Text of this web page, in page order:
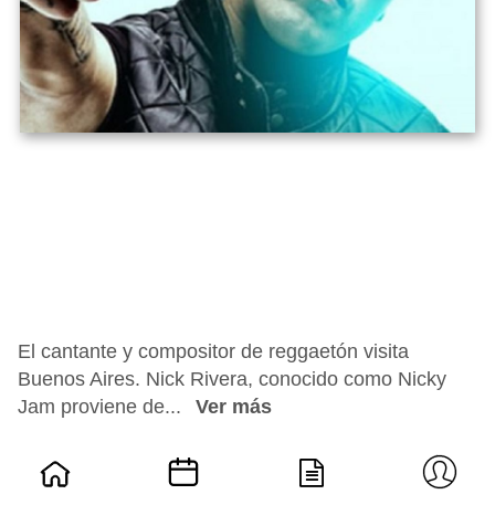
El cantante y compositor de reggaetón visita
Buenos Aires. Nick Rivera, conocido como Nicky
Jam proviene de...
Ver más